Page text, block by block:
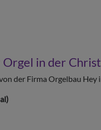
in der
der Firma Orgelbau Hey